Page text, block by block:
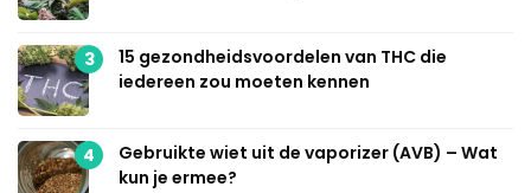
3
15 gezondheidsvoordelen van THC die
iedereen zou moeten kennen
4
Gebruikte wiet uit de vaporizer (AVB) – Wat
kun je ermee?